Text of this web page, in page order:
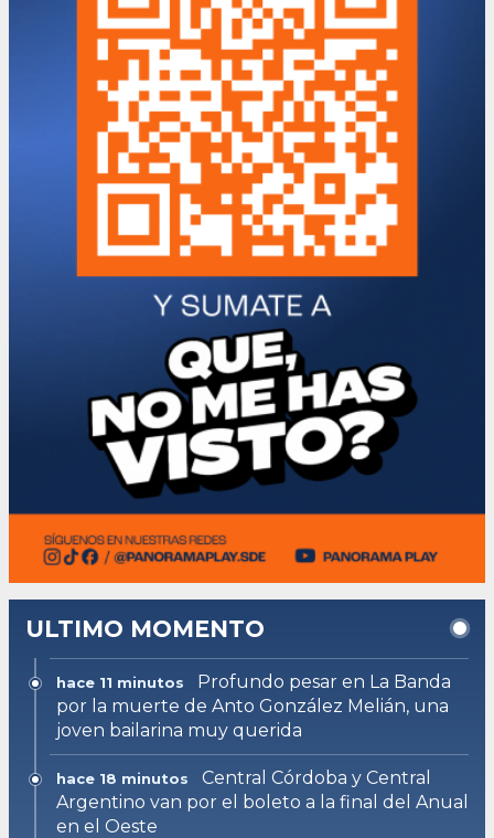
ULTIMO MOMENTO
hace 11 minutos
Profundo pesar en La Banda
por la muerte de Anto González Melián, una
joven bailarina muy querida
hace 18 minutos
Central Córdoba y Central
Argentino van por el boleto a la final del Anual
en el Oeste